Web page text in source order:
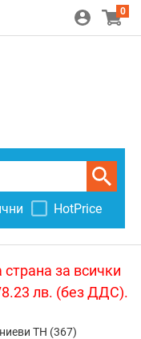
0
HotPrice
за всички
лв. (без ДДС).
TH (367)